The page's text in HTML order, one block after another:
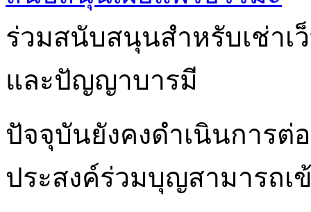
ร่วมสนับสนุนสำหรับเช่าเ
และปัญญาบารมี
ปัจจุบันยังคงดำเนินการต่
ประสงค์ร่วมบุญสามารถเ